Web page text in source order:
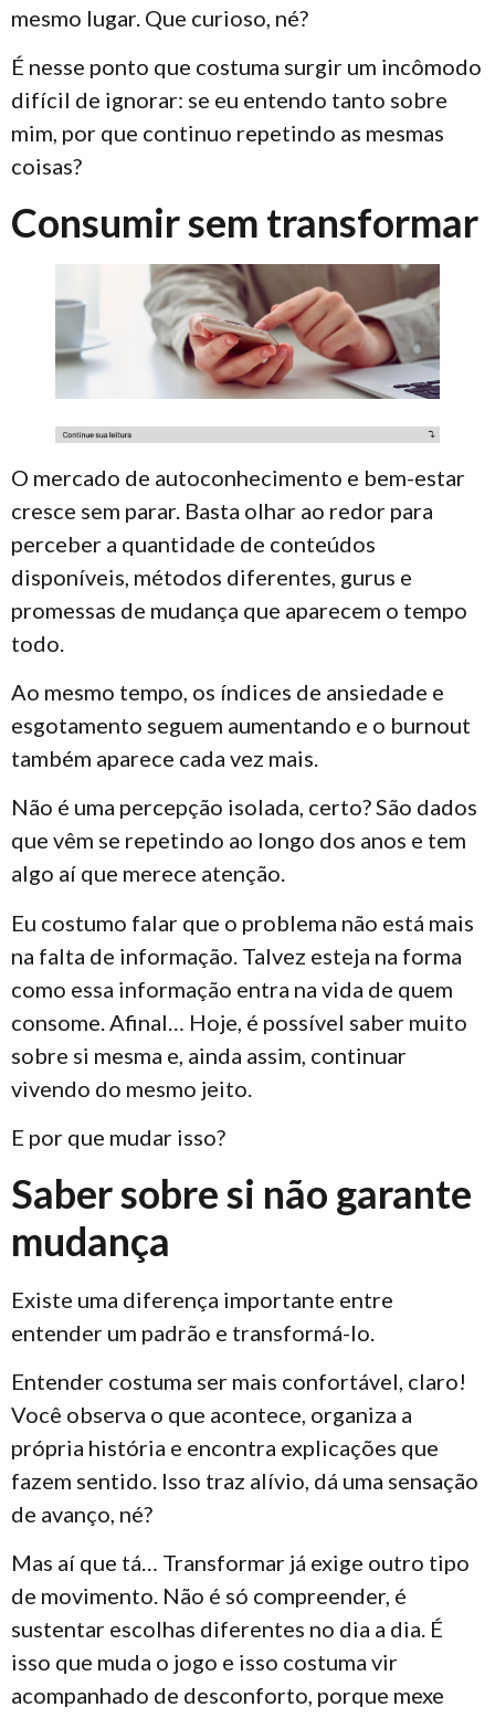
mesmo lugar. Que curioso, né?
É nesse ponto que costuma surgir um incômodo
difícil de ignorar: se eu entendo tanto sobre
mim, por que continuo repetindo as mesmas
coisas?
Consumir sem transformar
O mercado de autoconhecimento e bem-estar
cresce sem parar. Basta olhar ao redor para
perceber a quantidade de conteúdos
disponíveis, métodos diferentes, gurus e
promessas de mudança que aparecem o tempo
todo.
Ao mesmo tempo, os índices de ansiedade e
esgotamento seguem aumentando e o burnout
também aparece cada vez mais.
Não é uma percepção isolada, certo? São dados
que vêm se repetindo ao longo dos anos e tem
algo aí que merece atenção.
Eu costumo falar que o problema não está mais
na falta de informação. Talvez esteja na forma
como essa informação entra na vida de quem
consome. Afinal… Hoje, é possível saber muito
sobre si mesma e, ainda assim, continuar
vivendo do mesmo jeito.
E por que mudar isso?
Saber sobre si não garante
mudança
Existe uma diferença importante entre
entender um padrão e transformá-lo.
Entender costuma ser mais confortável, claro!
Você observa o que acontece, organiza a
própria história e encontra explicações que
fazem sentido. Isso traz alívio, dá uma sensação
de avanço, né?
Mas aí que tá… Transformar já exige outro tipo
de movimento. Não é só compreender, é
sustentar escolhas diferentes no dia a dia. É
isso que muda o jogo e isso costuma vir
acompanhado de desconforto, porque mexe